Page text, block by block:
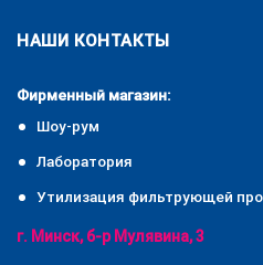
НАШИ КОНТАКТЫ
Фирменный магазин:
Шоу-рум
Лаборатория
Утилизация фильтрующей
г. Минск, б-р Мулявина, 3